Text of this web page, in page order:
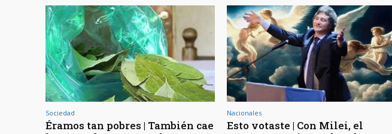
Sociedad
Éramos tan pobres | También cae
Nacionales
Esto votaste | Con Milei, el